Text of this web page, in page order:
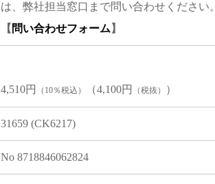
は、弊社担当窓口まで問い合わせください。
【 問い合わせフォーム 】
4,510円 （10％税込） （4,100円 （税抜） ）
31659 (CK6217)
No 8718846062824